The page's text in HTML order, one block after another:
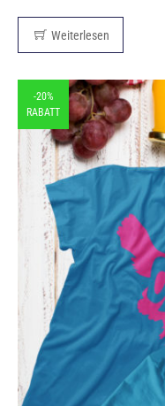
Weiterlesen
-20%
RABATT